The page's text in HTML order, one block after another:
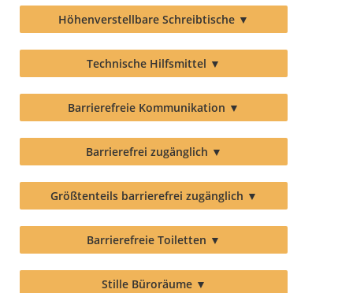
Höhenverstellbare Schreibtische ▼
Technische Hilfsmittel ▼
Barrierefreie Kommunikation ▼
Barrierefrei zugänglich ▼
Größtenteils barrierefrei zugänglich ▼
Barrierefreie Toiletten ▼
Stille Büroräume ▼